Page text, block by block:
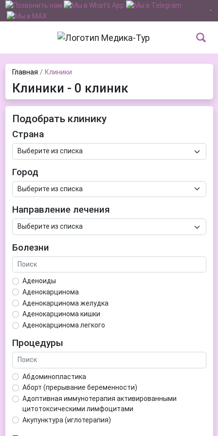
Главная Клиники
Клиники - 0 клиник
Подобрать клинику
Страна
Город
Направление лечения
Болезни
Аденоиды
Аденокарцинома
Аденокарцинома желудка
Аденокарцинома кишки
Аденокарцинома легкого
Аденома гипофиза
Аденома простаты
Аденома щитовидной железы
Аденомиоз
Адентия
Азооспермия
Акне (угри)
Алкоголизм
Процедуры
Абдоминопластика
Аборт (прерывание беременности)
Адоптивная иммунотерапия активированными
цитотоксическими лимфоцитами
Акупунктура (иглотерапия)